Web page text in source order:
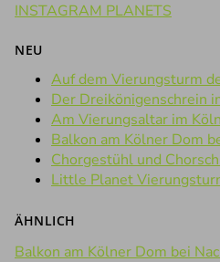
INSTAGRAM PLANETS
NEU
Auf dem Vierungsturm
Der Dreikönigenschrein
Am Vierungsaltar im
Balkon am Kölner Dom
Chorgestühl und
Little Planet
ÄHNLICH
Balkon am Kölner Dom bei